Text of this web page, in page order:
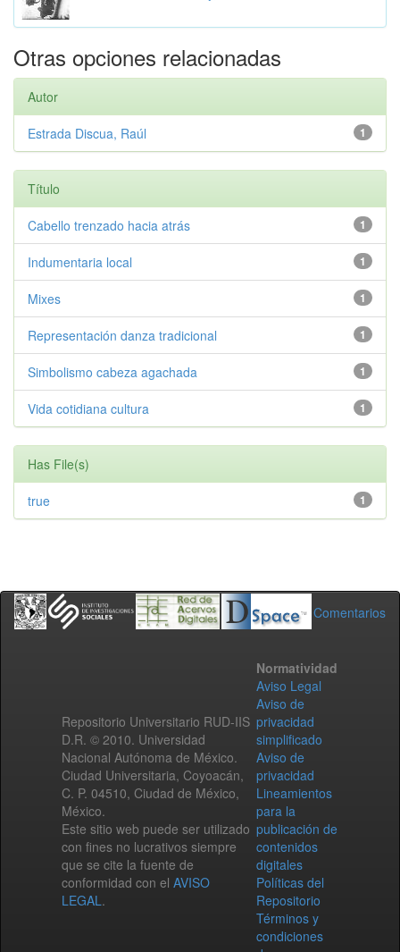
Otras opciones relacionadas
Autor
1
Estrada Discua, Raúl
Título
1
Cabello trenzado hacia atrás
1
Indumentaria local
1
Mixes
1
Representación danza tradicional
1
Simbolismo cabeza agachada
1
Vida cotidiana cultura
Has File(s)
1
true
Comentarios
Repositorio Universitario RUD-IIS
D.R. © 2010. Universidad
Nacional Autónoma de México.
Ciudad Universitaria, Coyoacán,
C. P. 04510, Ciudad de México,
México.
Este sitio web puede ser utilizado
con fines no lucrativos siempre
que se cite la fuente de
conformidad con el AVISO
LEGAL.
Normatividad
Aviso Legal
Aviso de
privacidad
simplificado
Aviso de
privacidad
Lineamientos
para la
publicación de
contenidos
digitales
Políticas del
Repositorio
Términos y
condiciones